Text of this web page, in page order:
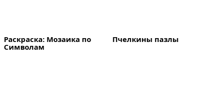
Раскраска: Мозаика по
Символам
Пчелкины пазлы